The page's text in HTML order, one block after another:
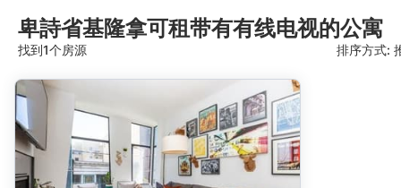
卑詩省基隆拿可租带有有线电视的公寓
找到1个房源 排序方式:
推荐
日期: 最新日期在前
日期: 过往日期在前